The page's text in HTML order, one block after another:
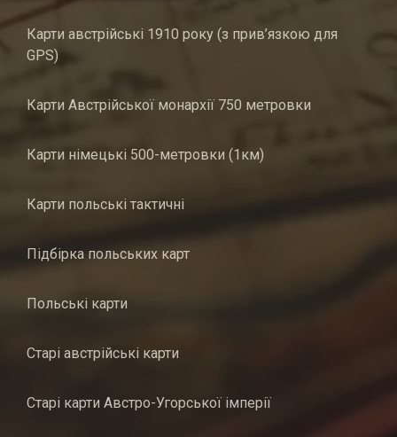
Карти австрійські 1910 року (з прив’язкою для
GPS)
Карти Австрійської монархії 750 метровки
Карти німецькі 500-метровки (1км)
Карти польські тактичні
Підбірка польських карт
Польські карти
Старі австрійські карти
Старі карти Австро-Угорської імперії